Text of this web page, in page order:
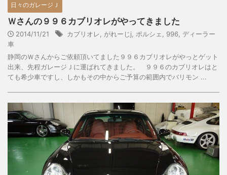
日々のガレージＪ
Ｗさんの９９６カブリオレがやってきました
2014/11/21 カブリオレ がれーじj ポルシェ 996 ディーラー
車
静岡のＷさんからご依頼頂いてました９９６カブリオレがやっとゲット
出来、先程ガレージＪに運ばれてきました。 ９９６のカブリオレはと
ても希少車ですし、しかもその中からご予算の範囲内でバリモン ...